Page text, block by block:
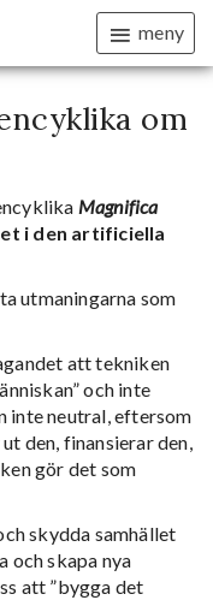
meny
om
Magnifica
i den artificiella
utmaningarna som
att tekniken
och inte
inte neutral, eftersom
den, finansierar den,
gör det som
skydda samhället
och skapa nya
att ”bygga det